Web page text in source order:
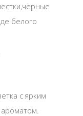
белого
с ярким